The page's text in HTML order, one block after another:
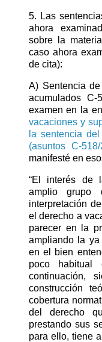
5. Las
ahora
sobre la
caso ahora
de cita):
A) Sentencia
acumulados
examen en la
vacaciones y
la sentencia
(asuntos C-
manifesté en
“El interés de
amplio grupo
interpretación
el derecho a
parecer en la
ampliando la ya
en el bien
poco
continuación,
construcción
cobertura
del derecho
prestando sus
para ello, tiene